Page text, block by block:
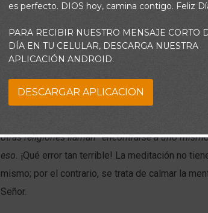
¿La paz es algo natural para usted, o siente que
otras religiones llaman “encontrarse a uno
eso. ¡Qué error tan terrible! La meditación no
mismo; por el contrario, se trata de calmar la
Señor.
es perfecto. DIOS hoy, camina contigo. Feliz
PARA RECIBIR NUESTRO MENSAJE CORTO
DÍA EN TU CELULAR, DESCARGA NUESTRA
APLICACIÓN ANDROID.
DESCARGAR APLICACION